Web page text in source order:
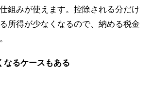
組みが使えます。控除される分だけ
所得が少なくなるので、納める税金
るケースもある